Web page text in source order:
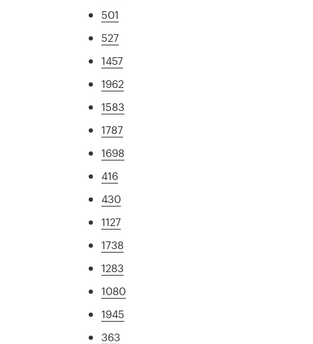
501
527
1457
1962
1583
1787
1698
416
430
1127
1738
1283
1080
1945
363